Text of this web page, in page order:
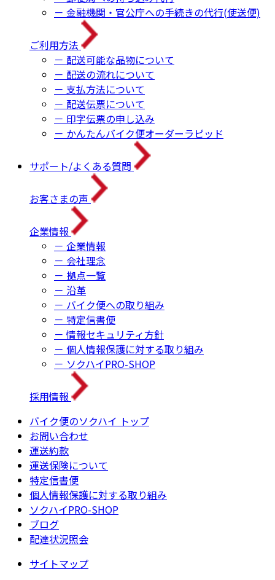
－ 金融機関・官公庁への手続きの代行(使送便)
ご利用方法
－ 配送可能な品物について
－ 配送の流れについて
－ 支払方法について
－ 配送伝票について
－ 印字伝票の申し込み
－ かんたんバイク便オーダーラピッド
サポート/よくある質問
お客さまの声
企業情報
－ 企業情報
－ 会社理念
－ 拠点一覧
－ 沿革
－ バイク便への取り組み
－ 特定信書便
－ 情報セキュリティ方針
－ 個人情報保護に対する取り組み
－ ソクハイPRO-SHOP
採用情報
バイク便のソクハイ トップ
お問い合わせ
運送約款
運送保険について
特定信書便
個人情報保護に対する取り組み
ソクハイPRO-SHOP
ブログ
配達状況照会
サイトマップ